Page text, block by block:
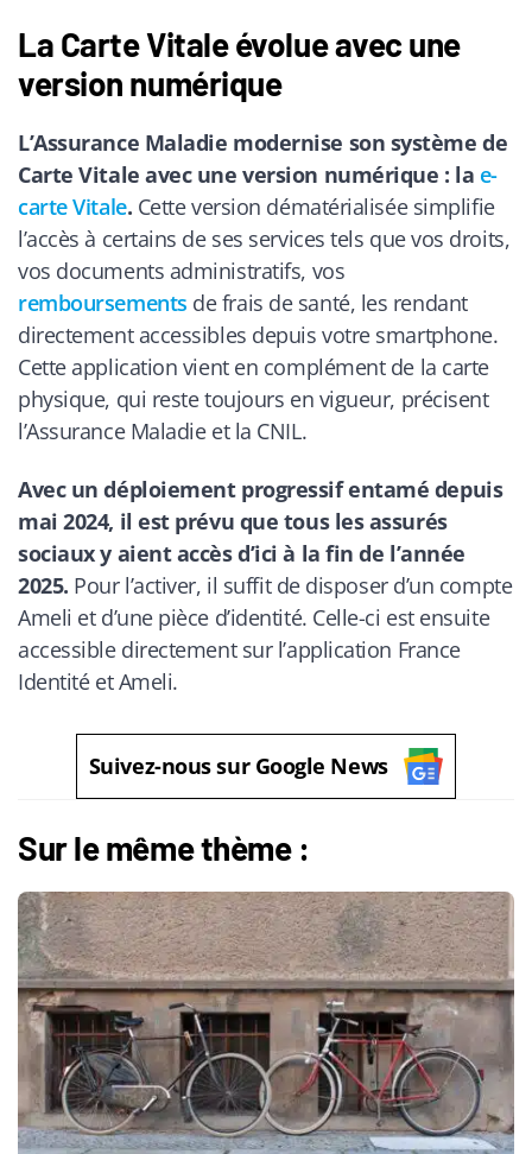
La Carte Vitale évolue avec une
version numérique
L’Assurance Maladie modernise son système de
Carte Vitale avec une version numérique : la e-
carte Vitale. Cette version dématérialisée simplifie
l’accès à certains de ses services tels que vos droits,
vos documents administratifs, vos
remboursements de frais de santé, les rendant
directement accessibles depuis votre smartphone.
Cette application vient en complément de la carte
physique, qui reste toujours en vigueur, précisent
l’Assurance Maladie et la CNIL.
Avec un déploiement progressif entamé depuis
mai 2024, il est prévu que tous les assurés
sociaux y aient accès d’ici à la fin de l’année
2025. Pour l’activer, il suffit de disposer d’un compte
Ameli et d’une pièce d’identité. Celle-ci est ensuite
accessible directement sur l’application France
Identité et Ameli.
Suivez-nous sur Google News
Sur le même thème :